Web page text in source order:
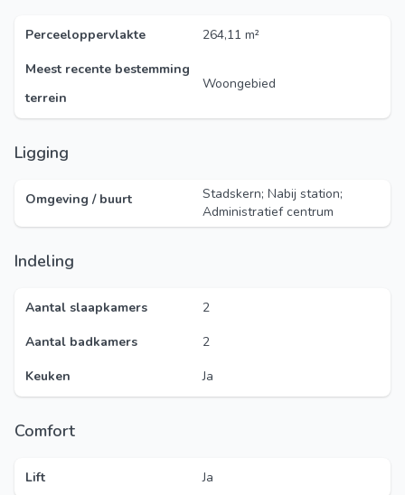
Perceeloppervlakte
264,11 m²
Meest recente bestemming
terrein
Woongebied
Ligging
Omgeving / buurt
Stadskern; Nabij station;
Administratief centrum
Indeling
Aantal slaapkamers
2
Aantal badkamers
2
Keuken
Ja
Comfort
Lift Ja